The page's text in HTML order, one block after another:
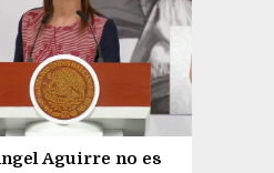
Aguirre no es